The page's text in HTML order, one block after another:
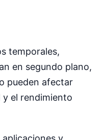
temporales,
en segundo plano,
pueden afectar
el rendimiento